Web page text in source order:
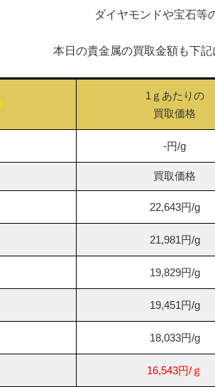
ダイヤモンドや宝石等
本日の貴金属の買取金額も下
1ｇあたりの
買取価格
-円/g
買取価格
22,643円/g
21,981円/g
19,829円/g
19,451円/g
18,033円/g
16,543円/ｇ